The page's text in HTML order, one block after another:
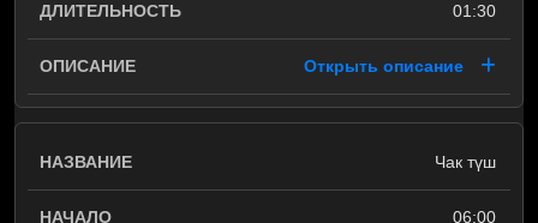
01:30
Открыть описание
Чак түш
06:00